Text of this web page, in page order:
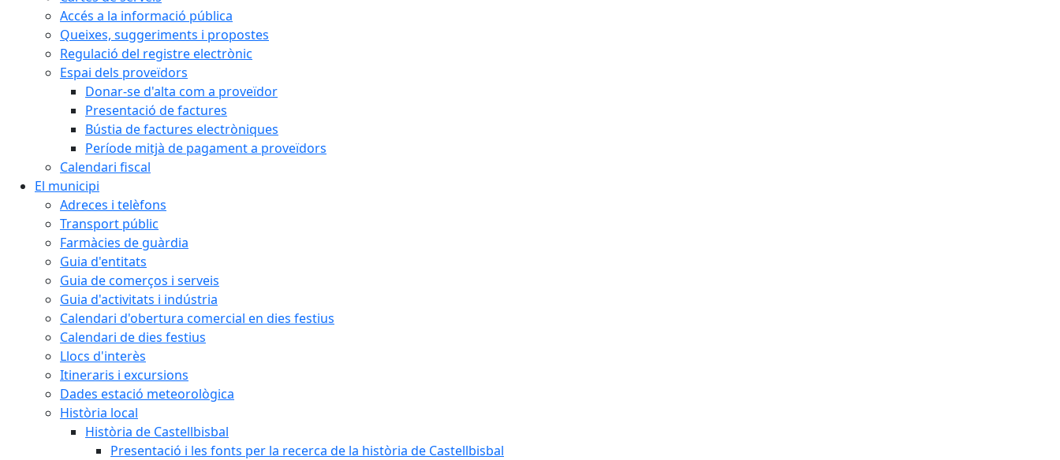
Accés a la informació pública
Queixes, suggeriments i propostes
Regulació del registre electrònic
Espai dels proveïdors
Donar-se d'alta com a proveïdor
Presentació de factures
Bústia de factures electròniques
Període mitjà de pagament a proveïdors
Calendari fiscal
El municipi
Adreces i telèfons
Transport públic
Farmàcies de guàrdia
Guia d'entitats
Guia de comerços i serveis
Guia d'activitats i indústria
Calendari d'obertura comercial en dies festius
Calendari de dies festius
Llocs d'interès
Itineraris i excursions
Dades estació meteorològica
Història local
Història de Castellbisbal
Presentació i les fonts per la recerca de la història de Castellbisbal